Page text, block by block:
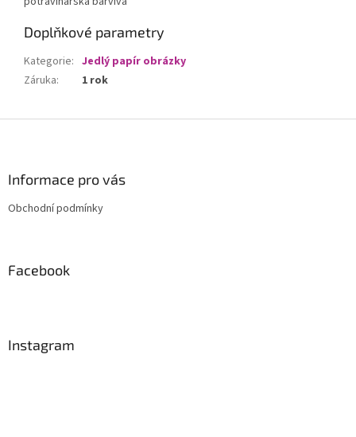
Doplňkové parametry
Kategorie: Jedlý papír obrázky
Záruka: 1 rok
Informace pro vás
Obchodní podmínky
Facebook
Instagram